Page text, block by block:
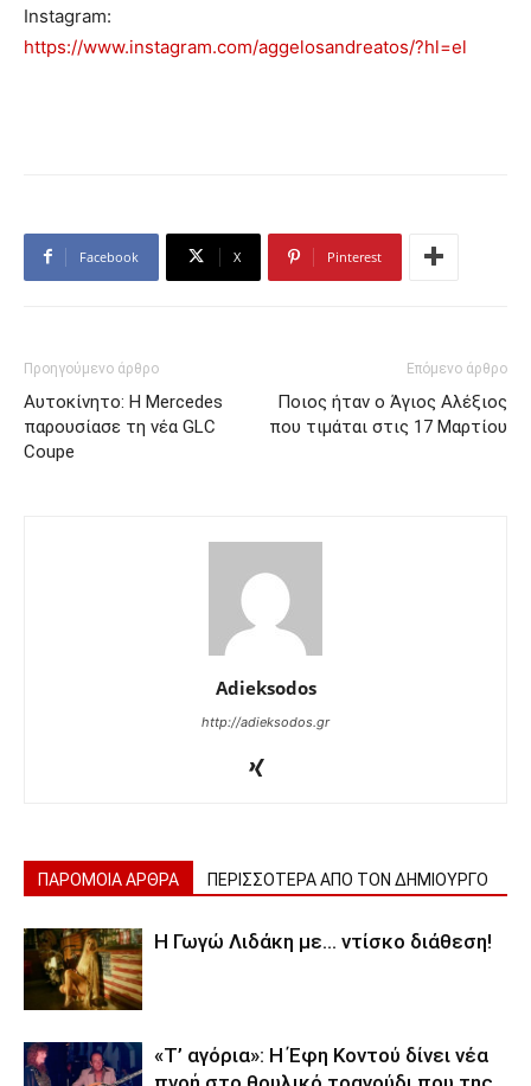
Instagram:
https://www.instagram.com/aggelosandreatos/?hl=el
Facebook X Pinterest
Προηγούμενο άρθρο
Αυτοκίνητο: H Mercedes
παρουσίασε τη νέα GLC
Coupe
Επόμενο άρθρο
Ποιος ήταν ο Άγιος Αλέξιος
που τιμάται στις 17 Μαρτίου
Adieksodos
http://adieksodos.gr
ΠΑΡΟΜΟΙΑ ΑΡΘΡΑ ΠΕΡΙΣΣΟΤΕΡΑ ΑΠΟ ΤΟΝ ΔΗΜΙΟΥΡΓΟ
Η Γωγώ Λιδάκη με… ντίσκο διάθεση!
«Τ’ αγόρια»: Η Έφη Κοντού δίνει νέα